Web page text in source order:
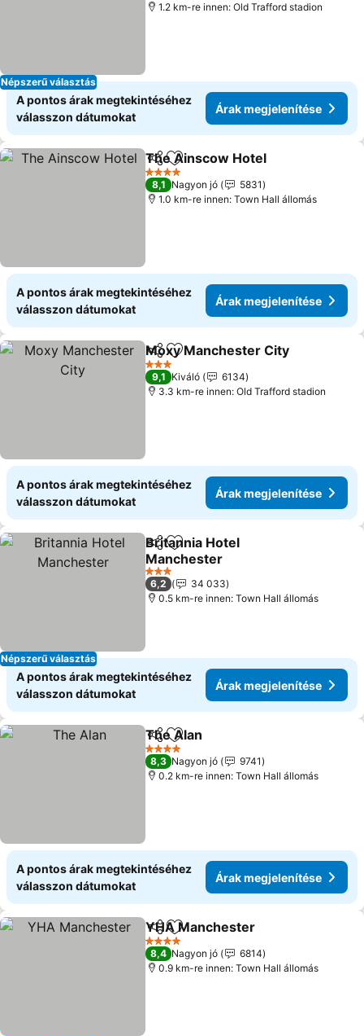
Népszerű választás
1.2 km-re innen: Old Trafford stadion
A pontos árak megtekintéséhez
válasszon dátumokat
Árak megjelenítése
Megosztás
Hozzáadás a kedvencekhez
The Ainscow Hotel
4 Kategória
8,1 Nagyon jó
5831
1.0 km-re innen: Town Hall állomás
A pontos árak megtekintéséhez
válasszon dátumokat
Árak megjelenítése
Megosztás
Hozzáadás a kedvencekhez
Moxy Manchester City
3 Kategória
9,1 Kiváló
6134
3.3 km-re innen: Old Trafford stadion
A pontos árak megtekintéséhez
válasszon dátumokat
Árak megjelenítése
Népszerű választás
Megosztás
Hozzáadás a kedvencekhez
Britannia Hotel
Manchester
Árak megjelenítése
3 Kategória
6,2
34 033
0.5 km-re innen: Town Hall állomás
A pontos árak megtekintéséhez
válasszon dátumokat
Árak megjelenítése
MegosztásHozzáadás a kedvencekhez
The Alan
4 Kategória
8,3 Nagyon jó
9741
0.2 km-re innen: Town Hall állomás
A pontos árak megtekintéséhez
válasszon dátumokat
Árak megjelenítése
Megosztás
Hozzáadás a kedvencekhez
YHA Manchester
4 Kategória
8,4 Nagyon jó
6814
0.9 km-re innen: Town Hall állomás